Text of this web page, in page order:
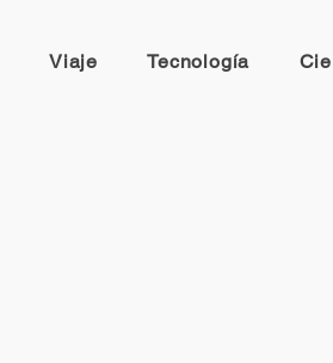
Viaje Tecnología